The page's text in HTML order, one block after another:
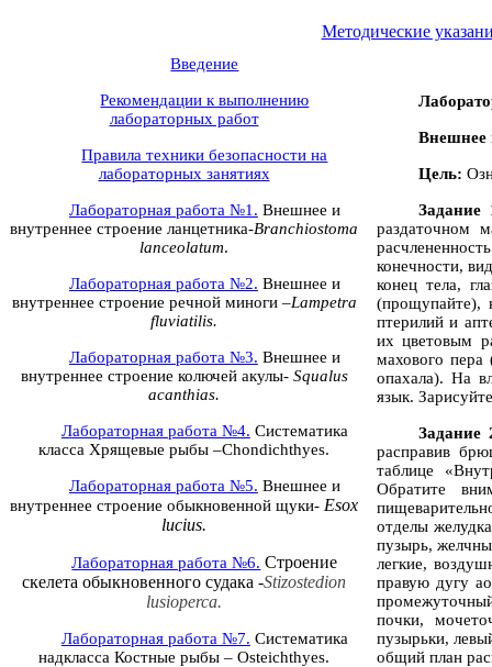
Методические
Введение
Рекомендации к выполнению
лабораторных работ
Правила техники безопасности на
лабораторных занятиях
Лабораторная работа №1. Внешнее и
внутреннее строение ланцетника-Branchiostoma
lanceolatum.
Лабораторная работа №2. Внешнее и
внутреннее строение речной миноги –Lampetra
fluviatilis.
Лабораторная работа №3. Внешнее и
внутреннее строение колючей акулы- Squalus
acanthias.
Лабораторная работа №4. Систематика
класса Хрящевые рыбы –Chondichthyes.
Лабораторная работа №5. Внешнее и
внутреннее строение обыкновенной щуки- Esox
lucius.
Лабораторная работа №6. Строение
скелета обыкновенного судака -Stizostedion
lusioperca.
Лабораторная работа №7. Систематика
надкласса Костные рыбы – Osteichthyes.
Внешнее
Цель:
Задание
раздаточном
конечности,
конец тела,
(прощупайте),
птерилий и
их цветовым
махового пера
опахала). На
язык.
Задание
расправив
таблице
Обратите
отделы
пузырь,
легкие,
правую дугу
почки,
пузырьки,
общий план